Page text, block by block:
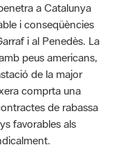
a Catalunya
i conseqüències
i al Penedès. La
peus americans,
de la major
comprta una
de rabassa
favorables als